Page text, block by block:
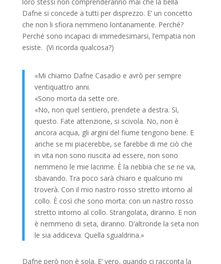
Dafne si concede a tutti per disprezzo. E’ un concetto
che non li sfiora nemmeno lontanamente. Perché?
Perché sono incapaci di immedesimarsi, l’empatia non
esiste. (Vi ricorda qualcosa?)
«Mi chiamo Dafne Casadio e avrò per sempre
ventiquattro anni.
«Sono morta da sette ore.
«No, non quel sentiero, prendete a destra. Sì,
questo. Fate attenzione, si scivola. No, non è
ancora acqua, gli argini del fiume tengono bene. E
anche se mi piacerebbe, se farebbe di me ciò che
in vita non sono riuscita ad essere, non sono
nemmeno le mie lacrime. È la nebbia che se ne va,
sbavando. Tra poco sarà chiaro e qualcuno mi
troverà. Con il mio nastro rosso stretto intorno al
collo. È così che sono morta: con un nastro rosso
stretto intorno al collo. Strangolata, diranno. E non
è nemmeno di seta, diranno. D’altronde la seta non
le sia addiceva. Quella sgualdrina.»
Dafne però non è sola. E’ vero, quando ci racconta la